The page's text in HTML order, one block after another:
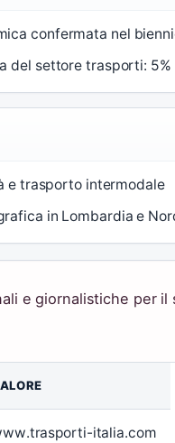
confermata nel
del settore trasporti: 5%
e trasporto intermodale
in Lombardia e
e giornalistiche per
italia.com